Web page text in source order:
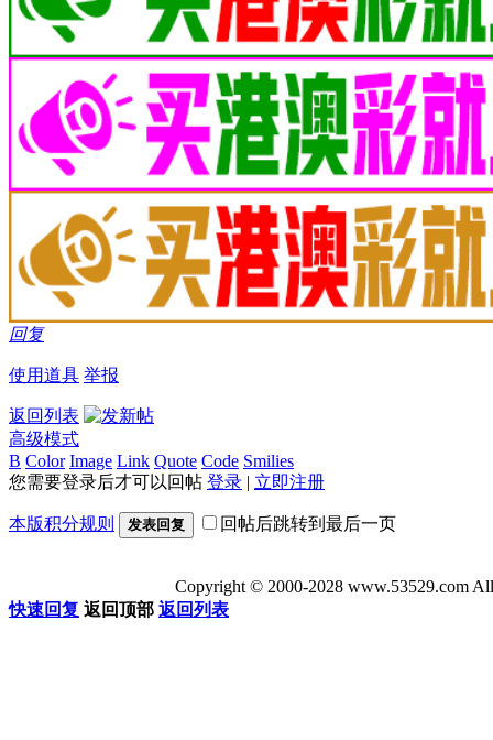
回复
使用道具 举报
返回列表
高级模式
B Color Image Link Quote Code Smilies
您需要登录后才可以回帖 登录 | 立即注册
本版积分规则 发表回复 回帖后跳转到最后一页
Copyright © 2000-2028 www.53529.com
快速回复 返回顶部 返回列表